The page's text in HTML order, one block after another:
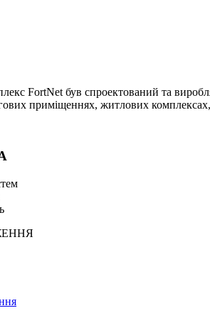
FortNet був спроектований та
приміщеннях, житлових